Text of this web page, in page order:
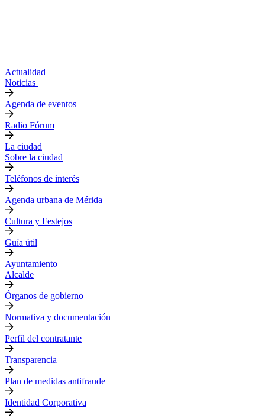
Actualidad
Noticias
Agenda de eventos
Radio Fórum
La ciudad
Sobre la ciudad
Teléfonos de interés
Agenda urbana de Mérida
Cultura y Festejos
Guía útil
Ayuntamiento
Alcalde
Órganos de gobierno
Normativa y documentación
Perfil del contratante
Transparencia
Plan de medidas antifraude
Identidad Corporativa